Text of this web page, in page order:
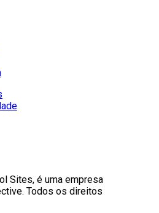
Sites, é uma empresa
Todos os direitos